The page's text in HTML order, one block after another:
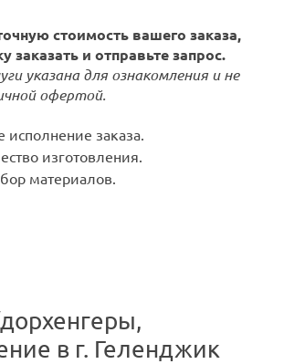
стоимость вашего заказа,
заказать и отправьте запрос.
указана для ознакомления и не
офертой.
исполнение заказа.
изготовления.
материалов.
в г. Геленджик